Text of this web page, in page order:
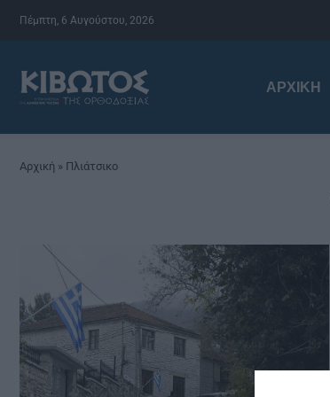
Πέμπτη, 6 Αυγούστου, 2026
ΑΡΧΙΚΉ
Αρχική » Πλιάτσικο